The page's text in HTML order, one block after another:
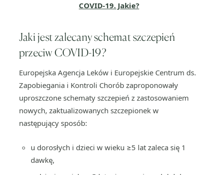
COVID-19. Jakie?
Jaki jest zalecany schemat szczepień
przeciw COVID-19?
Europejska Agencja Leków i Europejskie Centrum ds.
Zapobiegania i Kontroli Chorób zaproponowały
uproszczone schematy szczepień z zastosowaniem
nowych, zaktualizowanych szczepionek w
następujący sposób:
u dorosłych i dzieci w wieku ≥5 lat zaleca się 1
dawkę,